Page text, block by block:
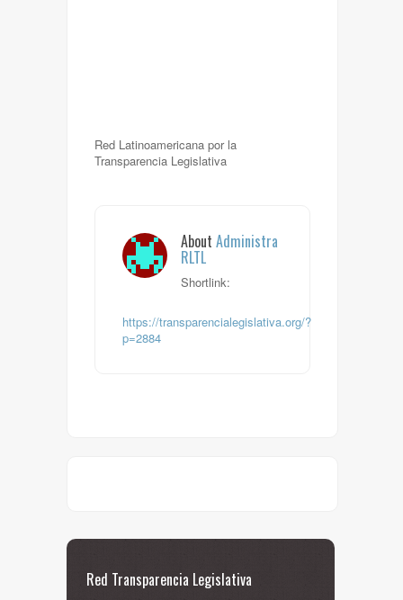
Red Latinoamericana por la
Transparencia Legislativa
About Administra
RLTL
Shortlink:
https://transparencialegislativa.org/?
p=2884
Red Transparencia Legislativa